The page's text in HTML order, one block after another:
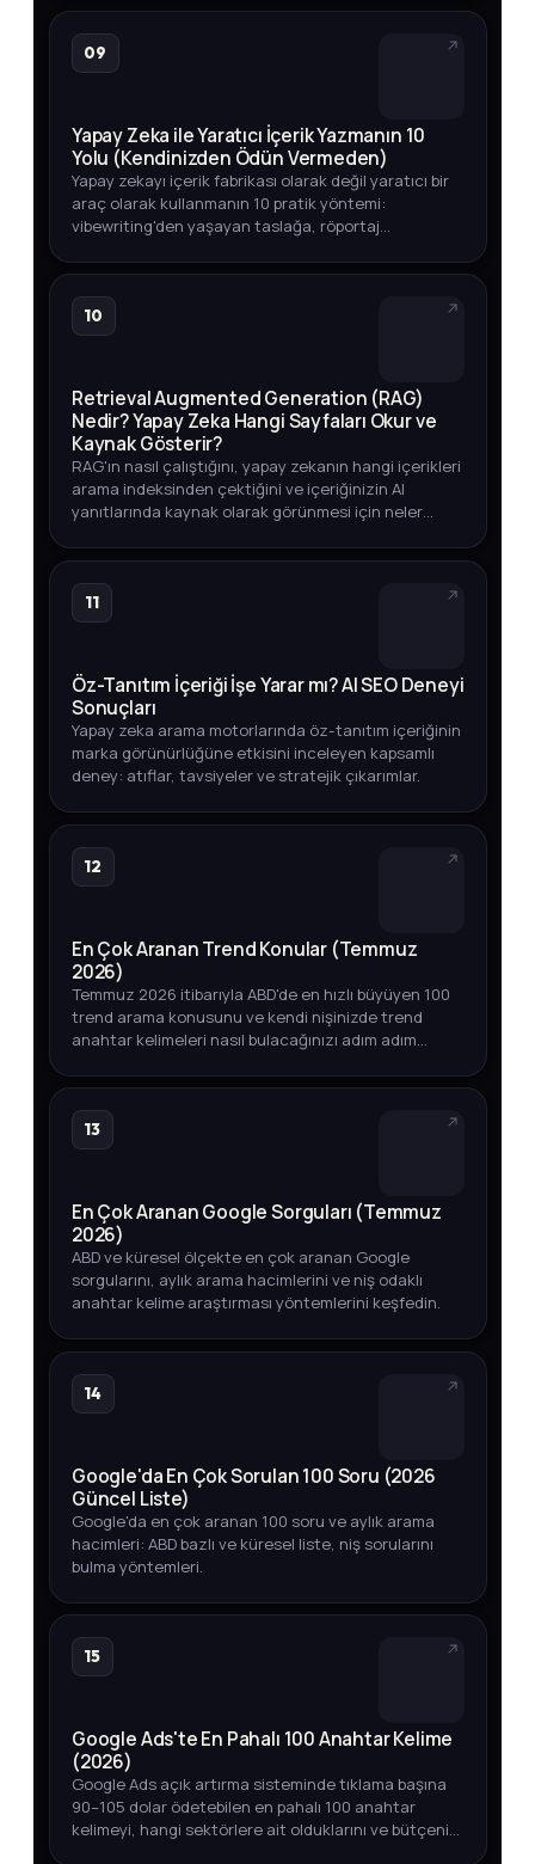
09
Yapay Zeka ile Yaratıcı İçerik Yazmanın 10
Yolu (Kendinizden Ödün Vermeden)
Yapay zekayı içerik fabrikası olarak değil yaratıcı bir
araç olarak kullanmanın 10 pratik yöntemi:
vibewriting'den yaşayan taslağa, röportaj
10
Retrieval Augmented Generation (RAG)
Nedir? Yapay Zeka Hangi Sayfaları Okur ve
Kaynak Gösterir?
RAG'ın nasıl çalıştığını, yapay zekanın hangi içerikleri
arama indeksinden çektiğini ve içeriğinizin AI
yanıtlarında kaynak olarak görünmesi için neler
11
Öz-Tanıtım İçeriği İşe Yarar mı? AI SEO Deneyi
Sonuçları
Yapay zeka arama motorlarında öz-tanıtım içeriğinin
marka görünürlüğüne etkisini inceleyen kapsamlı
deney: atıflar, tavsiyeler ve stratejik çıkarımlar.
12
En Çok Aranan Trend Konular (Temmuz
2026)
Temmuz 2026 itibarıyla ABD'de en hızlı büyüyen 100
trend arama konusunu ve kendi nişinizde trend
anahtar kelimeleri nasıl bulacağınızı adım adım
13
En Çok Aranan Google Sorguları (Temmuz
2026)
ABD ve küresel ölçekte en çok aranan Google
sorgularını, aylık arama hacimlerini ve niş odaklı
anahtar kelime araştırması yöntemlerini keşfedin.
14
Google'da En Çok Sorulan 100 Soru (2026
Güncel Liste)
Google'da en çok aranan 100 soru ve aylık arama
hacimleri: ABD bazlı ve küresel liste, niş sorularını
bulma yöntemleri.
15
Google Ads'te En Pahalı 100 Anahtar Kelime
(2026)
Google Ads açık artırma sisteminde tıklama başına
90–105 dolar ödetebilen en pahalı 100 anahtar
kelimeyi, hangi sektörlere ait olduklarını ve bütçenizi